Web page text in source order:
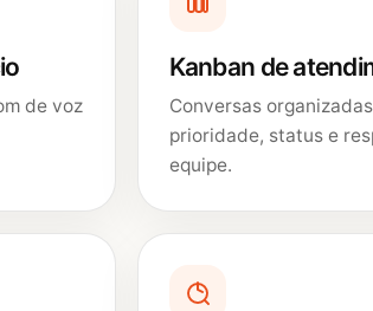
de voz
Kanban de
Conversas
prioridade, status e
equipe.